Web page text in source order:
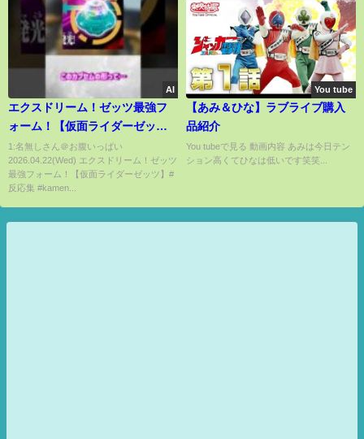
AI
エクスドリーム！ゼッツ最強フ
ォーム！【仮面ライダーゼッ
ツ】#反応集 #kamenrider #特撮
#仮面ライダー #仮面ライダーゼ
ッツ
1:名無しさん＠お腹いっぱい
2026.04.22(Wed) エクスドリーム！ゼッツ
最強フォーム！【仮面ライダーゼッツ】#
反応集 #kamen...
You tube
【あみ＆ひな】ラブライブ購入
品紹介
You tubeで見る 動画内容 あみは今日テン
ション高くてひなは低いです笑笑...